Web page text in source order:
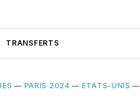
TRANSFERTS
— PARIS 2024 — ETATS-UNIS —